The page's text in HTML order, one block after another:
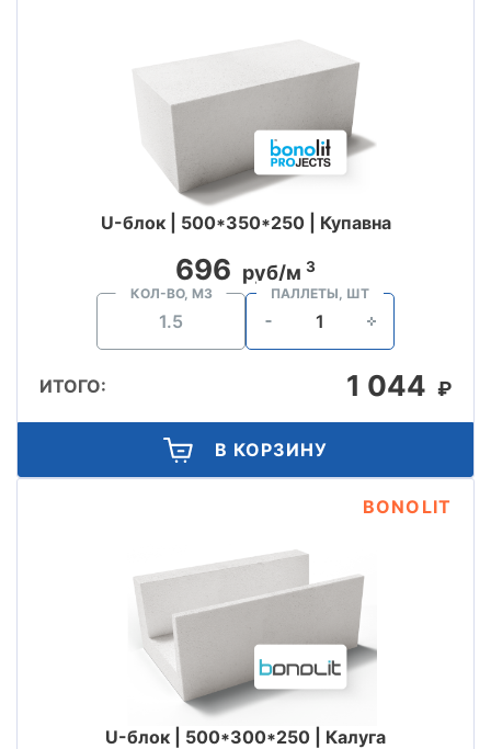
U-блок | 500*350*250 | Купавна
696 руб/м 3
КОЛ-ВО, М3 ПАЛЛЕТЫ, ШТ
ИТОГО: 1 044 ₽
В КОРЗИНУ
BONOLIT
U-блок | 500*300*250 | Калуга